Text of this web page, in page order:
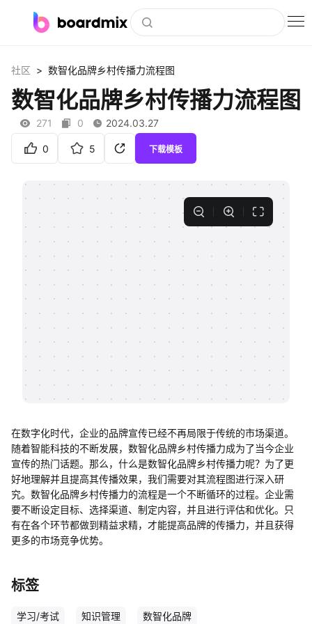
社区资源
下载
私有化部署
客户案例
帮助中心
知识分享社区
社区 > 数智化品牌乡村传播力流程图
数智化品牌乡村传播力流程图
271 0 2024.03.27
0 5 下载模板
在数字化时代，企业的品牌宣传已经不再局限于传统的市场渠道。
随着智能科技的不断发展，数智化品牌乡村传播力成为了当今企业
宣传的热门话题。那么，什么是数智化品牌乡村传播力呢？为了更
好地理解并且提高其传播效果，我们需要对其流程图进行深入研
究。数智化品牌乡村传播力的流程是一个不断循环的过程。企业需
要不断设定目标、选择渠道、制定内容，并且进行评估和优化。只
有在各个环节都做到精益求精，才能提高品牌的传播力，并且获得
更多的市场竞争优势。
标签
学习/考试 知识管理 数智化品牌